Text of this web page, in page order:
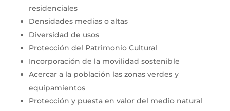
residenciales
Densidades medias o altas
Diversidad de usos
Protección del Patrimonio Cultural
Incorporación de la movilidad sostenible
Acercar a la población las zonas verdes y
equipamientos
Protección y puesta en valor del medio natural